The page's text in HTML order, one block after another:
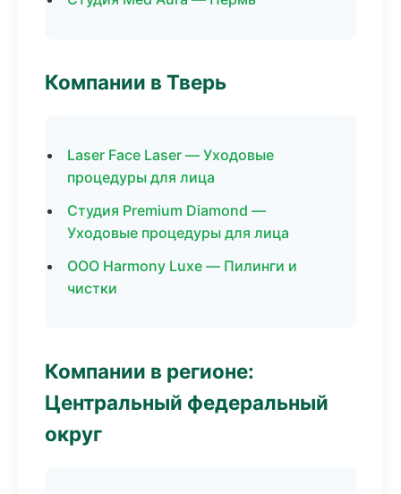
Компании в Тверь
Laser Face Laser — Уходовые
процедуры для лица
Студия Premium Diamond —
Уходовые процедуры для лица
ООО Harmony Luxe — Пилинги и
чистки
Компании в регионе:
Центральный федеральный
округ